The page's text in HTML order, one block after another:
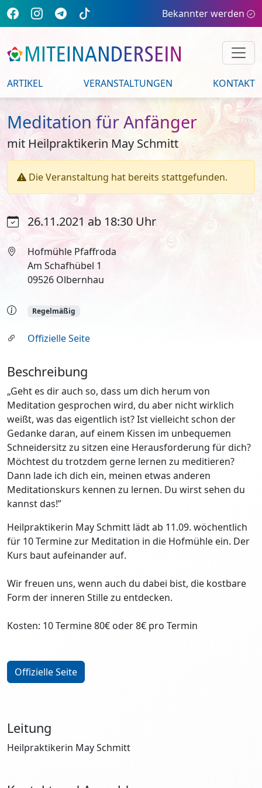
Bekannter werden
ARTIKEL VERANSTALTUNGEN KONTAKT
Meditation für Anfänger
mit Heilpraktikerin May Schmitt
Die Veranstaltung hat bereits stattgefunden.
26.11.2021 ab 18:30 Uhr
Hofmühle Pfaffroda
Am Schafhübel 1
09526 Olbernhau
Regelmäßig
Offizielle Seite
Beschreibung
„Geht es dir auch so, dass um dich herum von
Meditation gesprochen wird, du aber nicht wirklich
weißt, was das eigentlich ist? Ist vielleicht schon der
Gedanke daran, auf einem Kissen im unbequemen
Schneidersitz zu sitzen eine Herausforderung für dich?
Möchtest du trotzdem gerne lernen zu meditieren?
Dann lade ich dich ein, meinen etwas anderen
Meditationskurs kennen zu lernen. Du wirst sehen du
kannst das!”
Heilpraktikerin May Schmitt lädt ab 11.09. wöchentlich
für 10 Termine zur Meditation in die Hofmühle ein. Der
Kurs baut aufeinander auf.
Wir freuen uns, wenn auch du dabei bist, die kostbare
Form der inneren Stille zu entdecken.
Kosten: 10 Termine 80€ oder 8€ pro Termin
Offizielle Seite
Leitung
Heilpraktikerin May Schmitt